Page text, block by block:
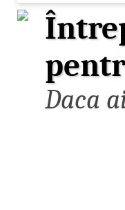
Daca